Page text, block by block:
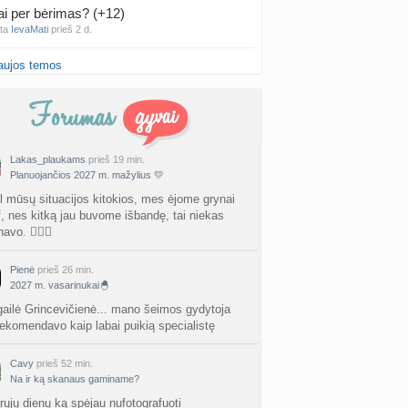
per bėrimas? (+12)
IevaMati prieš 2 d.
ir karščiais (4)
false positive/false negative patirtys
tyrimo rezultatai būna klaidingi?
Liiepa prieš 2 d.
Vasario mėnesio mažyliai
Šiauliuose (2)
Ingri2tii prieš 3 d.
siksnyteee prieš 3 d.
Šklėrius
temos
Lakas_plaukams prieš 19 min.
Planuojančios 2027 m. mažylius 💛
mūsų situacijos kitokios, mes ėjome grynai
nes kitką jau buvome išbandę, tai niekas
🤷🏻‍♀️
Pienė prieš 26 min.
2027 m. vasarinukai🐣
Grincevičienė... mano šeimos gydytoja
kaip labai puikią specialistę
Cavy prieš 52 min.
Na ir ką skanaus gaminame?
dienų ką spėjau nufotografuoti